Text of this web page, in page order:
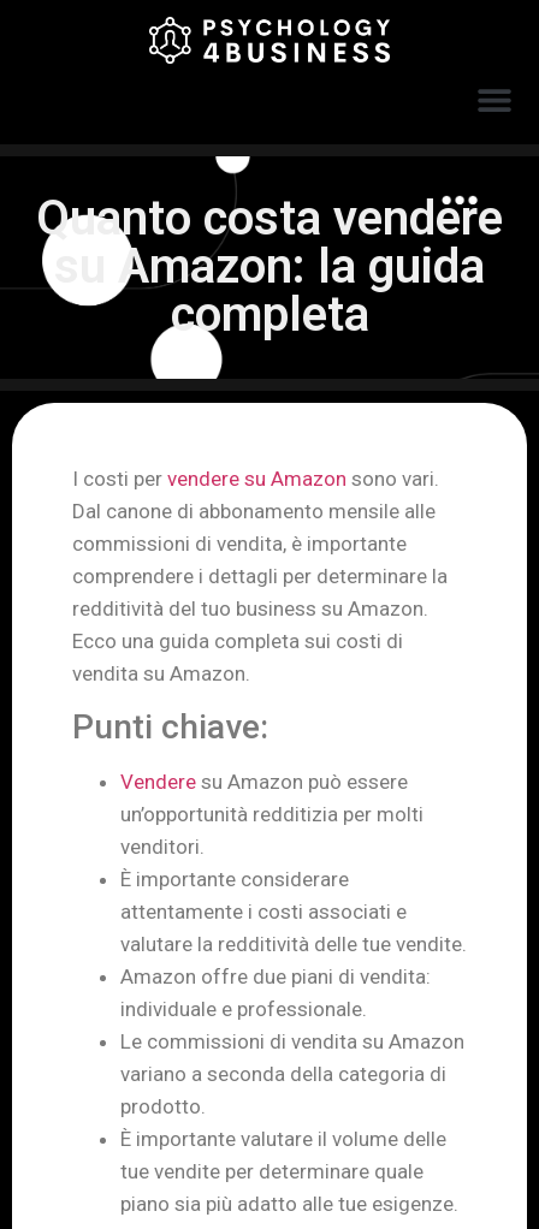
Quanto costa vendere
su Amazon: la guida
completa
I costi per vendere su Amazon sono vari.
Dal canone di abbonamento mensile alle
commissioni di vendita, è importante
comprendere i dettagli per determinare la
redditività del tuo business su Amazon.
Ecco una guida completa sui costi di
vendita su Amazon.
Punti chiave:
Vendere su Amazon può essere
un’opportunità redditizia per molti
venditori.
È importante considerare
attentamente i costi associati e
valutare la redditività delle tue vendite.
Amazon offre due piani di vendita:
individuale e professionale.
Le commissioni di vendita su Amazon
variano a seconda della categoria di
prodotto.
È importante valutare il volume delle
tue vendite per determinare quale
piano sia più adatto alle tue esigenze.